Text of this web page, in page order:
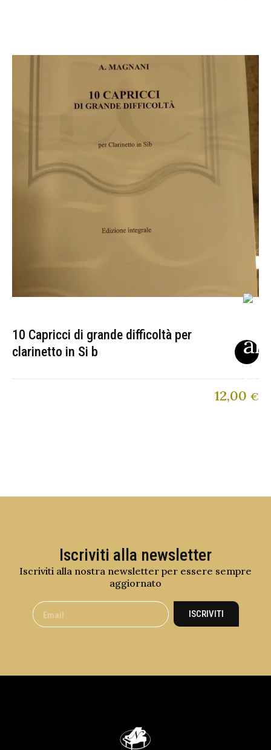
10 Capricci di grande difficoltà per
clarinetto in Si b
12,00 €
Iscriviti alla newsletter
Iscriviti alla nostra newsletter per essere sempre
aggiornato
ISCRIVITI